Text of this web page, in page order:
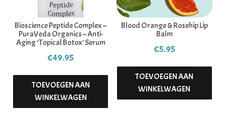
Bioscience Peptide Complex –
PuraVeda Organics – Anti-
Aging ‘Topical Botox’ Serum
€49.95
TOEVOEGEN AAN
WINKELWAGEN
Blood Orange & Rosehip Lip
Balm
€5.95
TOEVOEGEN AAN
WINKELWAGEN